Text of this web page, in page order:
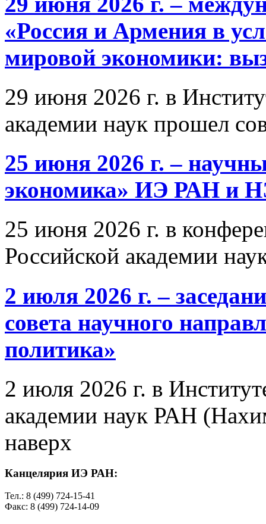
«Россия и Армения в
мировой экономики:
29 июня 2026 г. в
академии наук прошел
25 июня 2026 г. –
экономика» ИЭ РАН и
25 июня 2026 г. в
Российской академии
2 июля 2026 г. –
совета научного
политика»
2 июля 2026 г. в
академии наук РАН
наверх
Канцелярия ИЭ РАН:
Тел.: 8 (499) 724-15-41
Факс: 8 (499) 724-14-09